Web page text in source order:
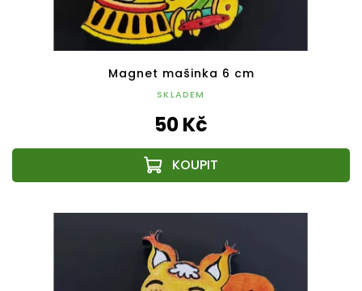
Magnet mašinka 6 cm
SKLADEM
50 Kč